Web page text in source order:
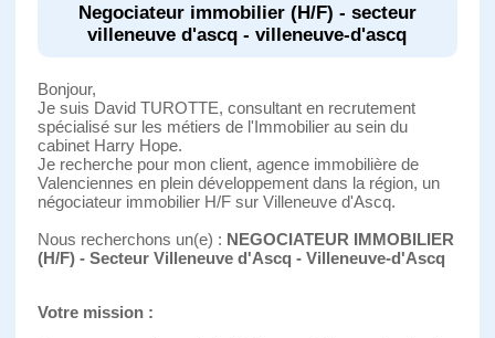
Negociateur immobilier (H/F) - secteur
villeneuve d'ascq - villeneuve-d'ascq
Bonjour,
Je suis David TUROTTE, consultant en recrutement
spécialisé sur les métiers de l'Immobilier au sein du
cabinet Harry Hope.
Je recherche pour mon client, agence immobilière de
Valenciennes en plein développement dans la région, un
négociateur immobilier H/F sur Villeneuve d'Ascq.
Nous recherchons un(e) : NEGOCIATEUR IMMOBILIER
(H/F) - Secteur Villeneuve d'Ascq - Villeneuve-d'Ascq
Votre mission :